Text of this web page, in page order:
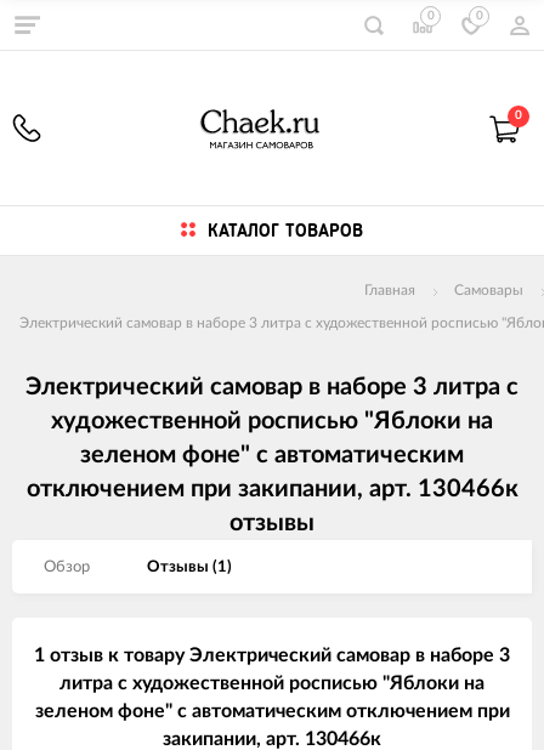
0 0
0
КАТАЛОГ ТОВАРОВ
Главная Самовары
Электрический самовар в наборе 3 литра с художественной росписью
Электрический самовар в наборе 3 литра с
художественной росписью "Яблоки на
зеленом фоне" с автоматическим
отключением при закипании, арт. 130466к
отзывы
Обзор Отзывы (1)
1 отзыв к товару Электрический самовар в наборе 3
литра с художественной росписью "Яблоки на
зеленом фоне" с автоматическим отключением при
закипании, арт. 130466к